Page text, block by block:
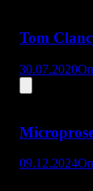
Tom
30.07.2020
09.12.2024